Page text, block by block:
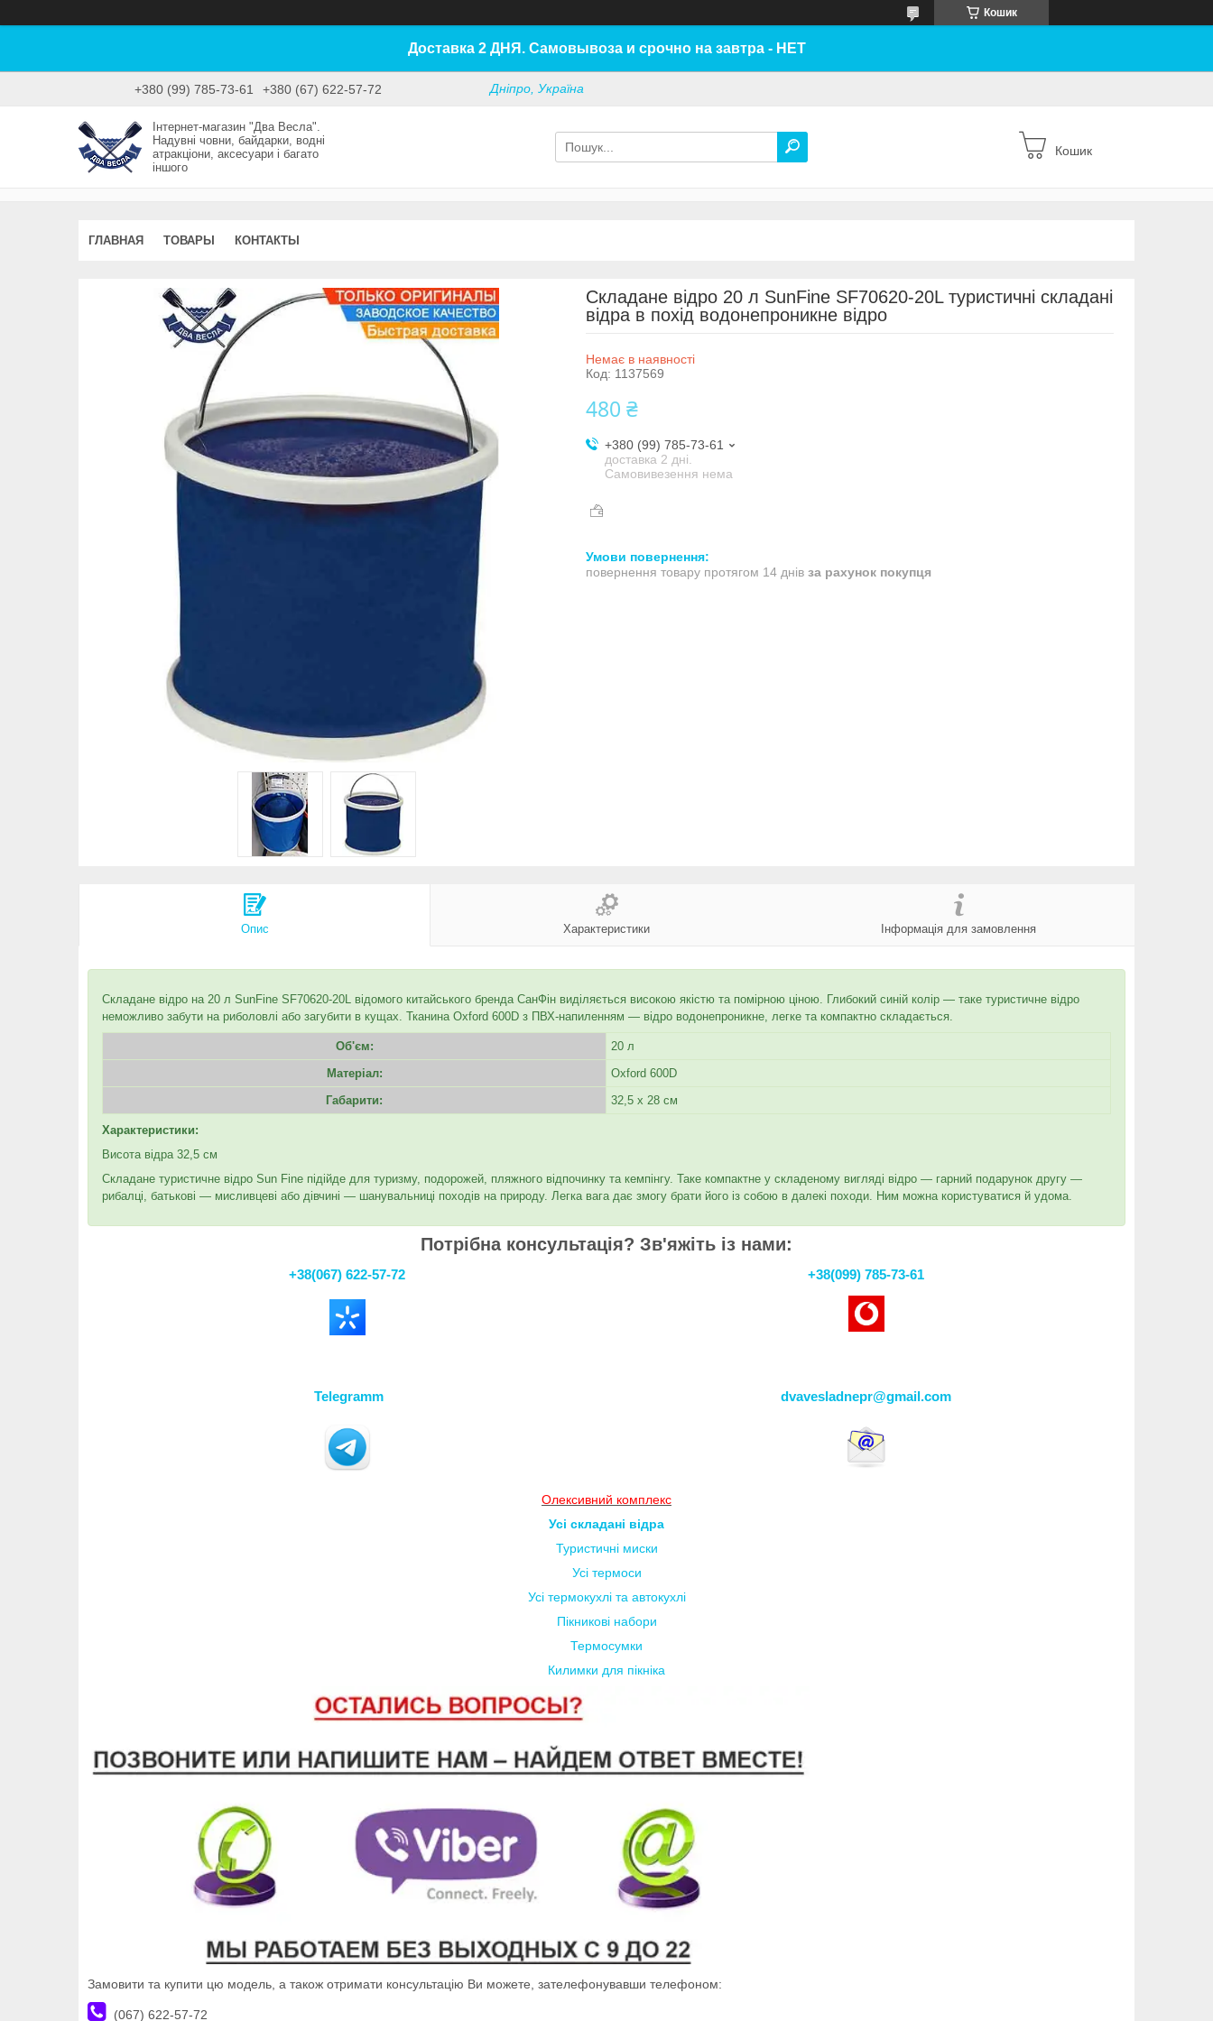
Кошик
Доставка 2 ДНЯ. Самовывоза и срочно на завтра - НЕТ
+380 (99) 785-73-61 +380 (67) 622-57-72 Дніпро, Україна
Інтернет-магазин "Два Весла".
Надувні човни, байдарки, водні
атракціони, аксесуари і багато
іншого
Кошик
ГЛАВНАЯ ТОВАРЫ КОНТАКТЫ
Складане відро 20 л SunFine SF70620-20L туристичні складані
відра в похід водонепроникне відро
Немає в наявності
Код: 1137569
480 ₴
+380 (99) 785-73-61
доставка 2 дні.
Самовивезення нема
повернення товару протягом 14 днів за рахунок покупця
Опис Характеристики Інформація для замовлення
Складане відро на 20 л SunFine SF70620-20L відомого китайського бренда СанФін виділяється високою якістю та помірною ціною. Глибокий синій колір — таке туристичне відро
неможливо забути на риболовлі або загубити в кущах. Тканина Oxford 600D з ПВХ-напиленням — відро водонепроникне, легке та компактно складається.
Об'єм:
20 л
Матеріал:
Oxford 600D
Габарити:
32,5 х 28 см
Характеристики:
Висота відра 32,5 см
Складане туристичне відро Sun Fine підійде для туризму, подорожей, пляжного відпочинку та кемпінгу. Таке компактне у складеному вигляді відро — гарний подарунок другу —
рибалці, батькові — мисливцеві або дівчині — шанувальниці походів на природу. Легка вага дає змогу брати його із собою в далекі походи. Ним можна користуватися й удома.
Потрібна консультація? Зв'яжіть із нами:
+38(067) 622-57-72 +38(099) 785-73-61
Telegramm dvavesladnepr@gmail.com
Олексивний комплекс
Усі складані відра
Туристичні миски
Усі термоси
Усі термокухлі та автокухлі
Пікникові набори
Термосумки
Килимки для пікніка
Замовити та купити цю модель, а також отримати консультацію Ви можете, зателефонувавши телефоном:
(067) 622-57-72